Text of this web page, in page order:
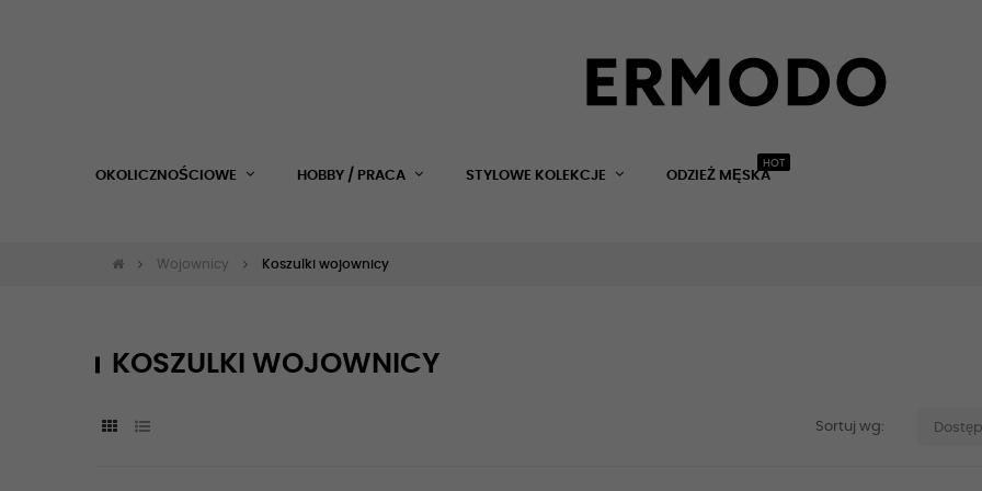
OKOLICZNOŚCIOWE HOBBY / PRACA STYLOWE KOLEKCJE ODZIEŻ MĘSKA
HOT
Wojownicy Koszulki wojownicy
KOSZULKI WOJOWNICY
Sortuj wg: